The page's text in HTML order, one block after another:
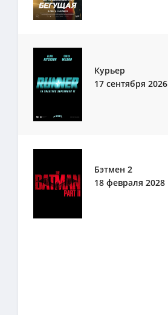
Курьер
17 сентября 2026
Бэтмен 2
18 февраля 2028